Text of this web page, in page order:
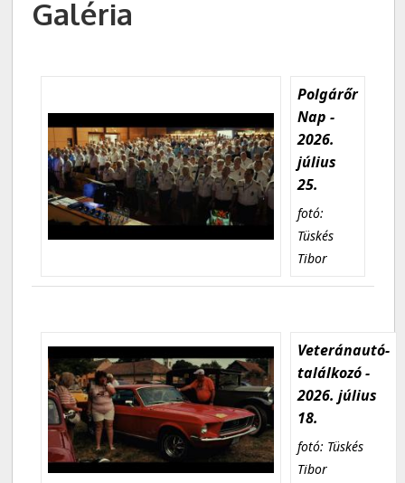
Galéria
Polgárőr
Nap -
2026.
július
25.
fotó:
Tüskés
Tibor
Veteránautó-
találkozó -
2026. július
18.
fotó: Tüskés
Tibor